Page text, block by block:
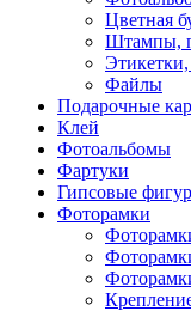
Цветная
Штампы,
Этикетки,
Файлы
Подарочные
Клей
Фотоальбомы
Фартуки
Гипсовые
Фоторамки